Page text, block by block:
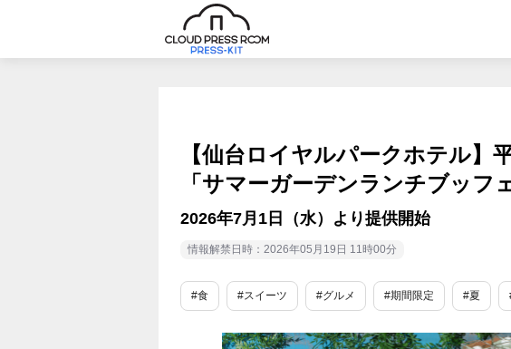
【仙台ロイヤルパークホテル】
「サマーガーデンランチブッフェ
2026年7月1日（水）より提供開始
情報解禁日時：2026年05月19日 11時00分
#食 #スイーツ #グルメ #期間限定 #夏